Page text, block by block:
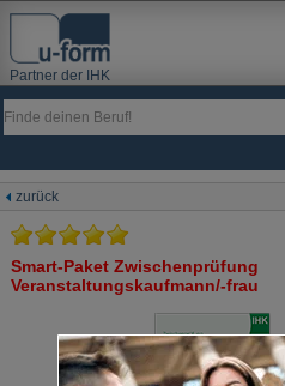
Partner der IHK
zurück
Smart-Paket Zwischenprüfung
Veranstaltungskaufmann/-frau